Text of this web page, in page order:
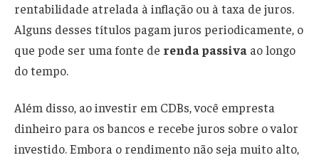
rentabilidade atrelada à inflação ou à taxa de juros.
Alguns desses títulos pagam juros periodicamente, o
que pode ser uma fonte de renda passiva ao longo
do tempo.
Além disso, ao investir em CDBs, você empresta
dinheiro para os bancos e recebe juros sobre o valor
investido. Embora o rendimento não seja muito alto,